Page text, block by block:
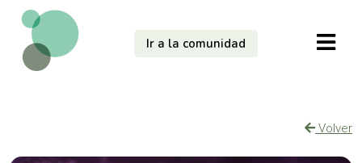
Ir a la comunidad
Volver